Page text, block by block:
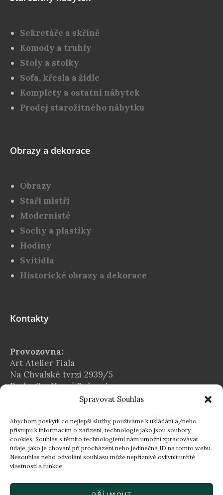
Spravovat Souhlas
Abychom poskytli co nejlepší služby, používáme k ukládání a/nebo
přístupu k informacím o zařízení, technologie jako jsou soubory
cookies. Souhlas s těmito technologiemi nám umožní zpracovávat
údaje, jako je chování při procházení nebo jedinečná ID na tomto webu.
Nesouhlas nebo odvolání souhlasu může nepříznivě ovlivnit určité
vlastnosti a funkce.
Sekretáře a skříně
Komody a truhly
Stoly a stolky
Sofa, křesla a židle
Komplety a ostatní nábytek
Prodej starožitného nábytku
Obrazy a dekorace
Obrazy
Staří mistři
Modernisté
Sochy a plastiky
Hodiny
Svítidla
Historické obrazy a dekorace
Kontakty
Provozovna:
Art Atelier Fiala
Na Chvalské tvrzi 2939/5
Praha 9 – Horní Počernice
Telefon:
+420 724 560 203
Provozní doba:
Po–Pá 8:00–16:30
16:30–18:00 dle individuální domluvy